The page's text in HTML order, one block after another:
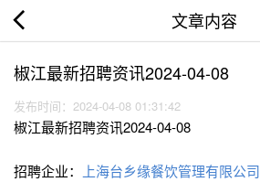
文章内容
椒江最新招聘资讯2024-04-08
发布时间：2024-04-08 01:31:42
椒江最新招聘资讯2024-04-08
招聘企业：
上海台乡缘餐饮管理有限公司